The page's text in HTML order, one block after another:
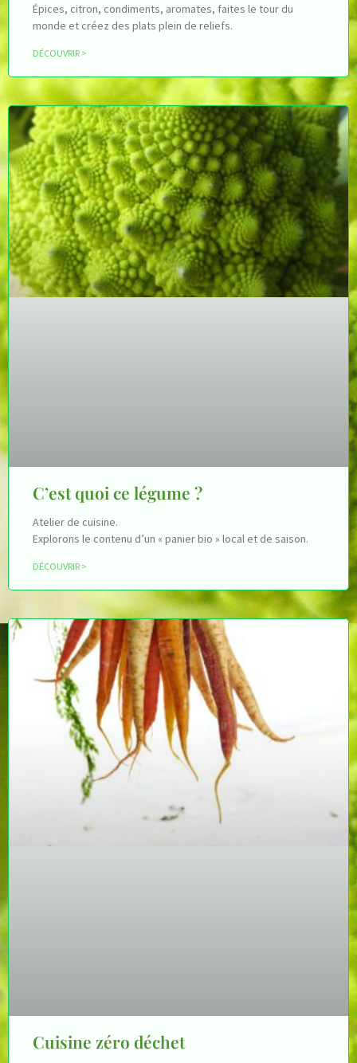
Épices, citron, condiments, aromates, faites le tour du
monde et créez des plats plein de reliefs.
DÉCOUVRIR >
C’est quoi ce légume ?
Atelier de cuisine.
Explorons le contenu d’un « panier bio » local et de saison.
DÉCOUVRIR >
Cuisine zéro déchet